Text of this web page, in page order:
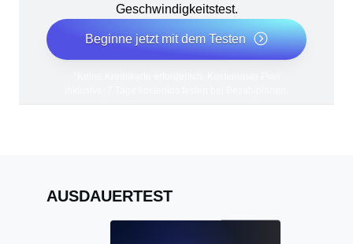
Geschwindigkeitstest.
Beginne jetzt mit dem Testen
AUSDAUERTEST